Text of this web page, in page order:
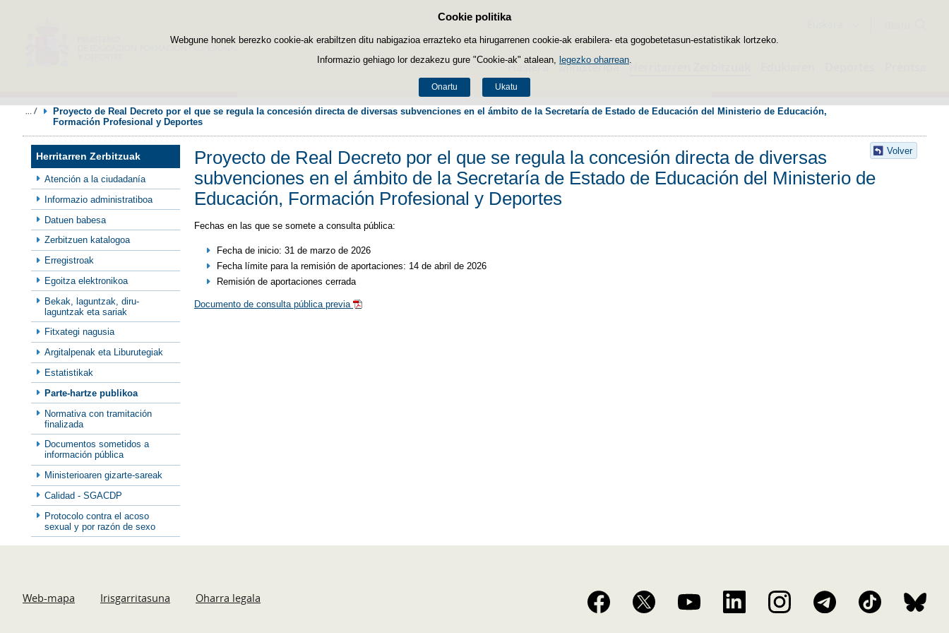
Cookie politika
Webgune honek berezko cookie-ak erabiltzen ditu nabigazioa errazteko eta hirugarrenen cookie-ak erabilera- eta gogobetetasun-estatistikak lortzeko.
Informazio gehiago lor dezakezu gure "Cookie-ak" atalean, legezko oharrean
Onartu Ukatu
Edukira salto egin
Hasiera Ministerioa Herritarren Zerbitzuak
Proyecto de Real Decreto por el que se regula la concesión directa de diversas subvenciones en el ámbito de la Secretaría de Estado de Educación del Ministerio de Educación,
Formación Profesional y Deportes
Herritarren Zerbitzuak
Atención a la ciudadanía
Informazio administratiboa
Datuen babesa
Zerbitzuen katalogoa
Erregistroak
Egoitza elektronikoa
Bekak, laguntzak, diru-
laguntzak eta sariak
Fitxategi nagusia
Argitalpenak eta Liburutegiak
Estatistikak
Parte-hartze publikoa
Normativa con tramitación
finalizada
Documentos sometidos a
información pública
Ministerioaren gizarte-sareak
Calidad - SGACDP
Protocolo contra el acoso
sexual y por razón de sexo
Volver
Proyecto de Real Decreto por el que se regula la concesión directa de diversas
subvenciones en el ámbito de la Secretaría de Estado de Educación del Ministerio de
Educación, Formación Profesional y Deportes
Fechas en las que se somete a consulta pública:
Fecha de inicio: 31 de marzo de 2026
Fecha límite para la remisión de aportaciones: 14 de abril de 2026
Remisión de aportaciones cerrada
Documento de consulta pública previa
Web-mapa Irisgarritasuna Oharra legala